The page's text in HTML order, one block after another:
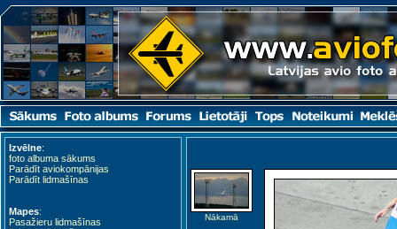
Izvēlne:
foto albuma sākums
Parādīt aviokompānijas
Parādīt lidmašīnas
Mapes:
Pasažieru lidmašīnas
Nākamā